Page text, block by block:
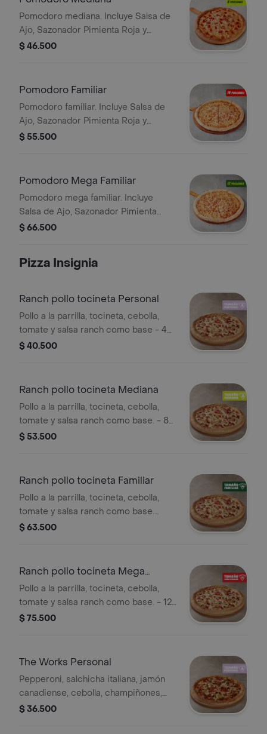
Pomodoro mediana. Incluye Salsa de
Ajo, Sazonador Pimienta Roja y
Pepperoncini.
$ 46.500
Pomodoro Familiar
Pomodoro familiar. Incluye Salsa de
Ajo, Sazonador Pimienta Roja y
Pepperoncini.
$ 55.500
Pomodoro Mega Familiar
Pomodoro mega familiar. Incluye
Salsa de Ajo, Sazonador Pimienta
Roja y Pepperoncini.
$ 66.500
Pizza Insignia
Ranch pollo tocineta Personal
Pollo a la parrilla, tocineta, cebolla,
tomate y salsa ranch como base - 4
porciones. Incluye Salsa de Ajo,
$ 40.500
Ranch pollo tocineta Mediana
Pollo a la parrilla, tocineta, cebolla,
tomate y salsa ranch como base. - 8
porciones. Incluye Salsa de Ajo,
$ 53.500
Ranch pollo tocineta Familiar
Pollo a la parrilla, tocineta, cebolla,
tomate y salsa ranch como base.
Incluye Salsa de Ajo, Sazonador
$ 63.500
Ranch pollo tocineta Mega
Familiar
Pollo a la parrilla, tocineta, cebolla,
tomate y salsa ranch como base. - 12
porciones. Incluye Salsa de Ajo,
$ 75.500
The Works Personal
Pepperoni, salchicha italiana, jamón
canadiense, cebolla, champiñones,
pimentón verde y aceitunas negras -
$ 36.500